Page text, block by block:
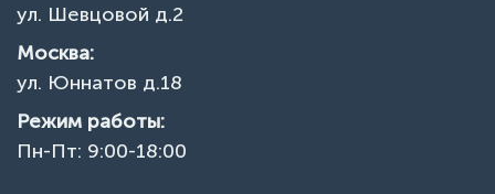
ул. Шевцовой д.2
Москва:
ул. Юннатов д.18
Режим работы:
Пн-Пт: 9:00-18:00